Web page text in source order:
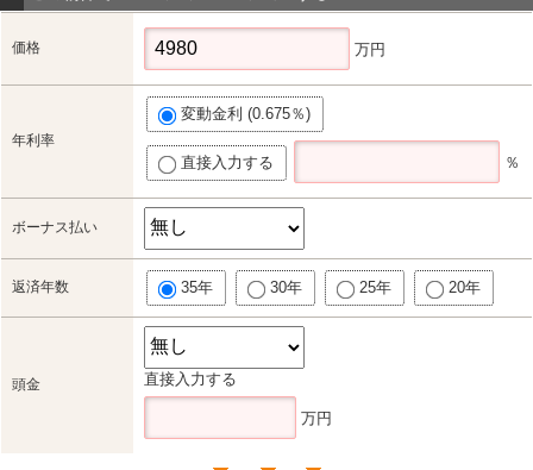
価格 万円
年利率
変動金利 (0.675％)
直接入力する ％
ボーナス払い
返済年数 35年 30年 25年 20年
頭金 直接入力する
万円